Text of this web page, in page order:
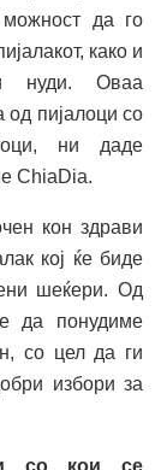
да го
како и
нуди. Оваа
од пијалоци со
ни даде
ChiaDia.
кон здрави
кој ќе биде
шеќери. Од
да понудиме
со цел да ги
избори за
со кои се